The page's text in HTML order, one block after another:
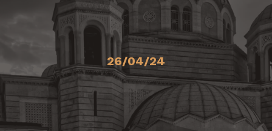
26/04/24